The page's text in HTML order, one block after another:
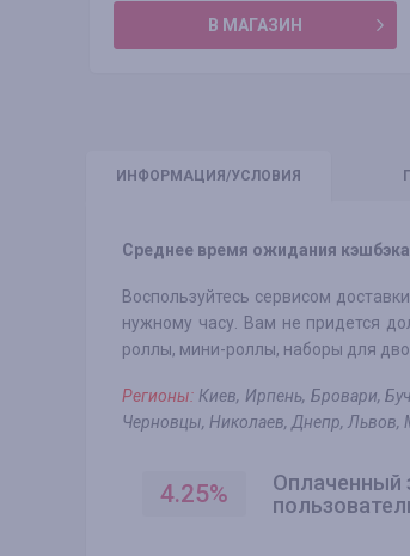
В МАГАЗИН
ИНФО РМАЦИЯ/УСЛОВИЯ
Среднее время ожидания
Воспользуйтесь сервисом
нужному часу. Вам не придется
роллы, мини-роллы, наборы для
Регионы: Киев, Ирпень, Бровари,
Черновцы, Николаев, Днепр, Львов,
4.25%
Оплаченный